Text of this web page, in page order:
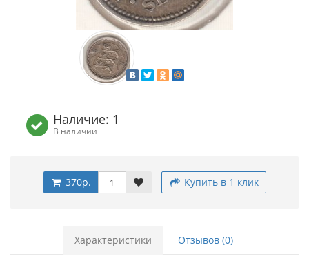
Наличие: 1
В наличии
370р. Купить в 1 клик
Характеристики Отзывов (0)